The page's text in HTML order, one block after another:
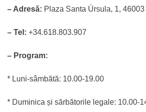
– Adresă: Plaza Santa Úrsula, 1,
– Tel: +34.618.803.907
– Program:
* Luni-sâmbătă: 10.00-19.00
* Duminica și sărbătorile legale: 10.00-